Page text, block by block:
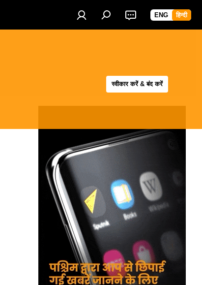
ENG हिन्दी
स्वीकार करें & बंद करें